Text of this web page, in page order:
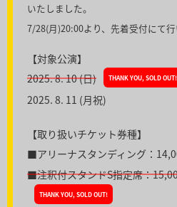
いたしました。
7/28(月)20:00より、先着受付にて行
【対象公演】
2025. 8. 10 (日)
THANK YOU, SOLD OUT!
2025. 8. 11 (月祝)
【取り扱いチケット券種】
■アリーナスタンディング：
■注釈付スタンドS指定席：
THANK YOU, SOLD OUT!